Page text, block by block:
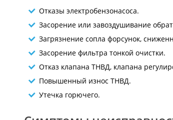
Отказы электробензонасоса.
Засорение или завоздушивание
Загрязнение сопла форсунок,
Засорение фильтра тонкой очистки.
Отказ клапана ТНВД, клапана
Повышенный износ ТНВД.
Утечка горючего.